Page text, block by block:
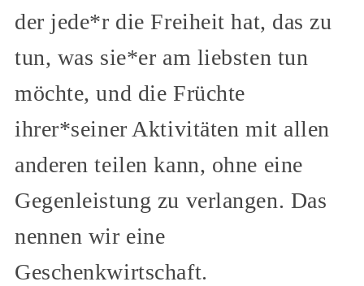
der jede*r die Freiheit hat, das zu
tun, was sie*er am liebsten tun
möchte, und die Früchte
ihrer*seiner Aktivitäten mit allen
anderen teilen kann, ohne eine
Gegenleistung zu verlangen. Das
nennen wir eine
Geschenkwirtschaft.